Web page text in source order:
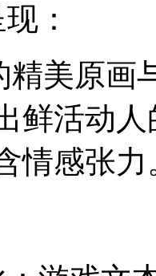
：
精美原画
鲜活动
情感张力